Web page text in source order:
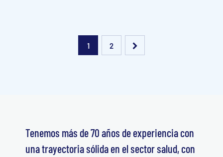
1 2
Tenemos más de 70 años de experiencia con
una trayectoria sólida en el sector salud, con